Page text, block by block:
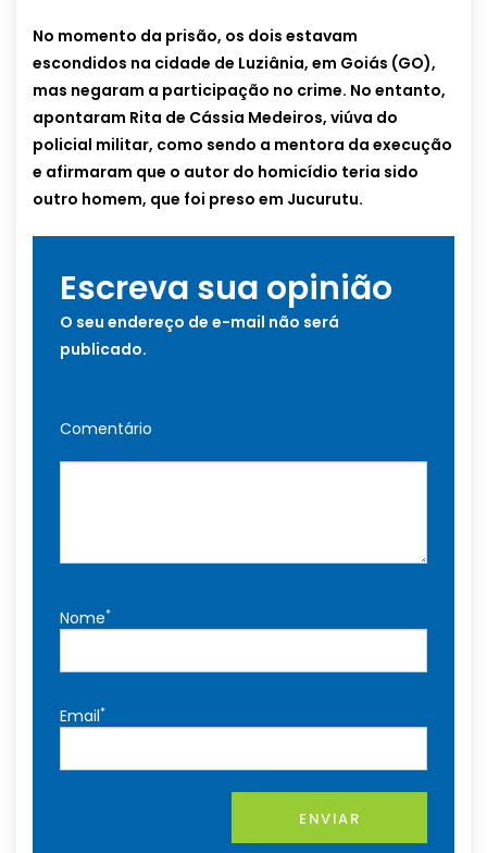
No momento da prisão, os dois estavam
escondidos na cidade de Luziânia, em Goiás (GO),
mas negaram a participação no crime. No entanto,
apontaram Rita de Cássia Medeiros, viúva do
policial militar, como sendo a mentora da execução
e afirmaram que o autor do homicídio teria sido
outro homem, que foi preso em Jucurutu.
Escreva sua opinião
O seu endereço de e-mail não será
publicado.
Comentário
Nome*
Email*
ENVIAR